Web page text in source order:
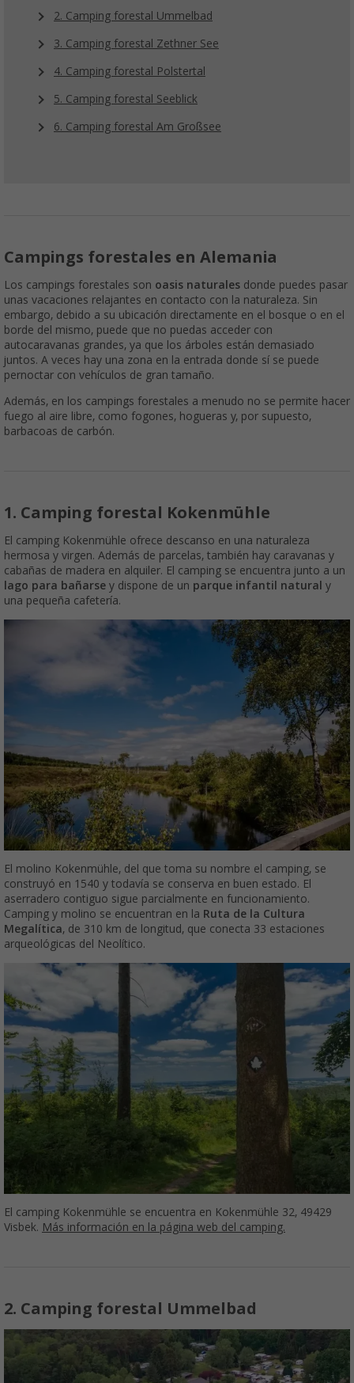
2. Camping forestal Ummelbad
3. Camping forestal Zethner See
4. Camping forestal Polstertal
5. Camping forestal Seeblick
6. Camping forestal Am Großsee
Campings forestales en Alemania
Los campings forestales son oasis naturales donde puedes pasar
unas vacaciones relajantes en contacto con la naturaleza. Sin
embargo, debido a su ubicación directamente en el bosque o en el
borde del mismo, puede que no puedas acceder con
autocaravanas grandes, ya que los árboles están demasiado
juntos. A veces hay una zona en la entrada donde sí se puede
pernoctar con vehículos de gran tamaño.
Además, en los campings forestales a menudo no se permite hacer
fuego al aire libre, como fogones, hogueras y, por supuesto,
barbacoas de carbón.
1. Camping forestal Kokenmühle
El camping Kokenmühle ofrece descanso en una naturaleza
hermosa y virgen. Además de parcelas, también hay caravanas y
cabañas de madera en alquiler. El camping se encuentra junto a un
lago para bañarse y dispone de un parque infantil natural y
una pequeña cafetería.
El molino Kokenmühle, del que toma su nombre el camping, se
construyó en 1540 y todavía se conserva en buen estado. El
aserradero contiguo sigue parcialmente en funcionamiento.
Camping y molino se encuentran en la Ruta de la Cultura
Megalítica, de 310 km de longitud, que conecta 33 estaciones
arqueológicas del Neolítico.
El camping Kokenmühle se encuentra en Kokenmühle 32, 49429
Visbek. Más información en la página web del camping.
2. Camping forestal Ummelbad